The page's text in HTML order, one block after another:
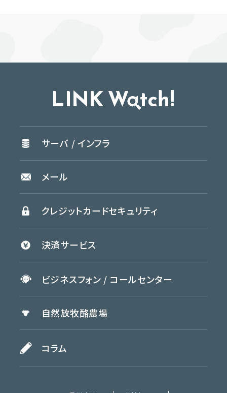
サーバ /インフラ
メール
クレジットカードセキュリティ
決済サービス
ビジネスフォン / コールセンター
自然放牧酪農場
コラム